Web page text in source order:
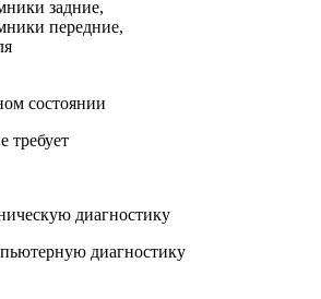
задние,
передние,
состоянии
требует
диагностику
диагностику